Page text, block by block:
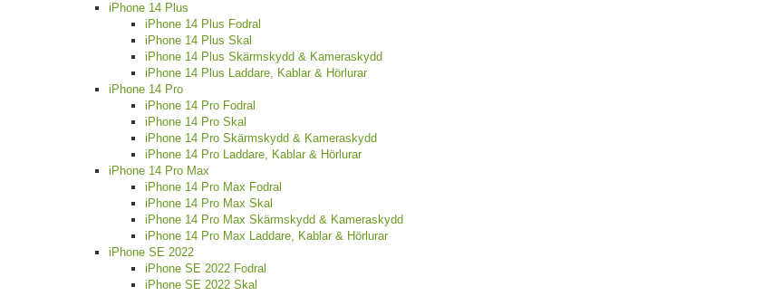
iPhone 14 Plus
iPhone 14 Plus Fodral
iPhone 14 Plus Skal
iPhone 14 Plus Skärmskydd & Kameraskydd
iPhone 14 Plus Laddare, Kablar & Hörlurar
iPhone 14 Pro
iPhone 14 Pro Fodral
iPhone 14 Pro Skal
iPhone 14 Pro Skärmskydd & Kameraskydd
iPhone 14 Pro Laddare, Kablar & Hörlurar
iPhone 14 Pro Max
iPhone 14 Pro Max Fodral
iPhone 14 Pro Max Skal
iPhone 14 Pro Max Skärmskydd & Kameraskydd
iPhone 14 Pro Max Laddare, Kablar & Hörlurar
iPhone SE 2022
iPhone SE 2022 Fodral
iPhone SE 2022 Skal